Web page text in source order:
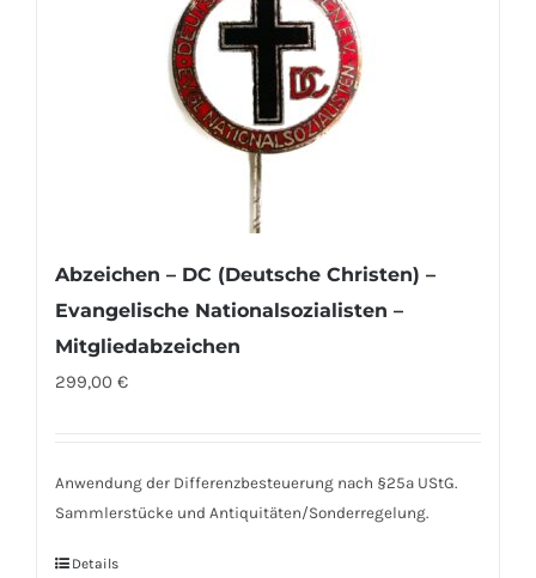
Abzeichen – DC (Deutsche Christen) –
Evangelische Nationalsozialisten –
Mitgliedabzeichen
299,00 €
Anwendung der Differenzbesteuerung nach §25a UStG.
Sammlerstücke und Antiquitäten/Sonderregelung.
Details